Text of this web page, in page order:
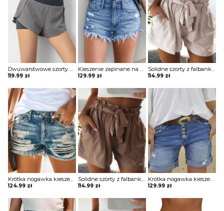
Dwuwarstwowe szorty do jogi z wysokim stanem Claretta
119.99 zł
Kieszenie zapinane na guziki dżinsowe szorty z frędzlami Dalros
129.99 zł
Solidne szorty z falbanką Cosette
114.99 zł
Krótka nogawka kieszenie zapinane casual prosty krój jeans przetarcia szorty spodenki spodnie Willeke
124.99 zł
Solidne szorty z falbanką Cosette
114.99 zł
Krótka nogawka kieszenie zapinane guziki casual prosty krój jeans szorty spodenki spodnie Merita
129.99 zł